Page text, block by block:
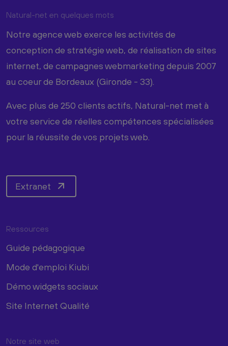
Natural-net en quelques mots
Notre agence web exerce les activités de
conception de stratégie web, de réalisation de sites
internet, de campagnes webmarketing depuis 2007
au coeur de Bordeaux (Gironde - 33).
Avec plus de 250 clients actifs, Natural-net met à
votre service de réelles compétences spécialisées
pour la réussite de vos projets web.
Extranet
Ressources
Guide pédagogique
Mode d'emploi Kiubi
Démo widgets sociaux
Site Internet Qualité
Notre site web